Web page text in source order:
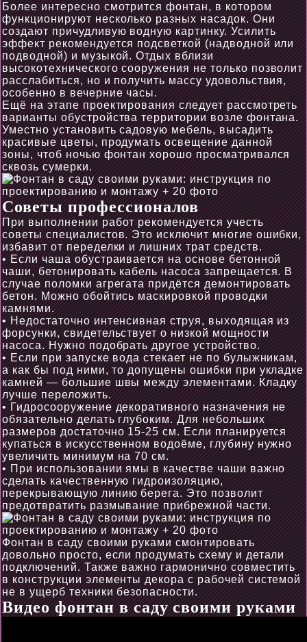
Более интересно смотрится фонтан, в котором
функционируют несколько разных насадок. Они
создают причудливую водную картинку. Усилить
эффект рекомендуется подсветкой (надводной или
подводной) и музыкой. Отдых вблизи
высокотехнического сооружения не только позволит
расслабиться, но и получить массу удовольствия,
особенно в вечерние часы.
Ещё на этапе проектирования следует рассмотреть
варианты обустройства территории возле фонтана.
Уместно установить садовую мебель, высадить
красивые цветы, продумать освещение данной
зоны, чтоб ночью фонтан хорошо просматривался
сквозь сумерки.
Советы профессионалов
При выполнении работ рекомендуется учесть
советы специалистов. Это исключит многие ошибки,
избавит от переделки и лишних трат средств.
• Если чаша обустраивается на основе бетонной
чаши, бетонировать кабель насоса запрещается. В
случае поломки агрегата придётся демонтировать
бетон. Можно обойтись маскировкой проводки
камнями.
• Недостаточно интенсивная струя, выходящая из
форсунки, свидетельствует о низкой мощности
насоса. Нужно подобрать другое устройство.
• Если при запуске вода стекает не по булыжникам,
а как бы под ними, то допущены ошибки при укладке
камней — большие швы между элементами. Кладку
лучше переложить.
• Гидросооружение декоративного назначения не
обязательно делать глубоким. Для небольших
размеров достаточно 15-25 см. Если планируется
купаться в искусственном водоёме, глубину нужно
увеличить минимум на 70 см.
• При использовании ямы в качестве чаши важно
сделать качественную гидроизоляцию,
перекрывающую линию берега. Это позволит
предотвратить размывание прибрежной части.
Фонтан в саду своими руками смонтировать
довольно просто, если продумать схему и детали
подключений. Также важно гармонично совместить
в конструкции элементы декора с рабочей системой
не в ущерб техники безопасности.
Видео фонтан в саду своими руками